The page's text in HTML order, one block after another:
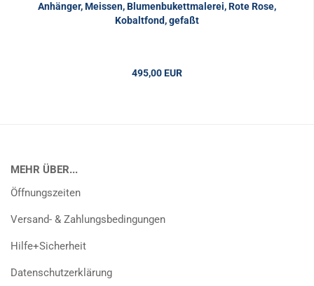
Anhänger, Meissen, Blumenbukettmalerei, Rote Rose,
Kobaltfond, gefaßt
495,00 EUR
MEHR ÜBER...
Öffnungszeiten
Versand- & Zahlungsbedingungen
Hilfe+Sicherheit
Datenschutzerklärung